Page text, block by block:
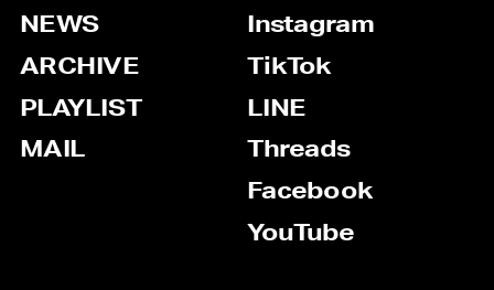
NEWS
ARCHIVE
PLAYLIST
MAIL
Instagram
TikTok
LINE
Threads
Facebook
YouTube